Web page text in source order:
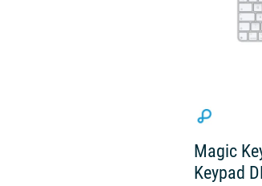
Magic
Keypad